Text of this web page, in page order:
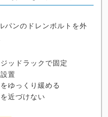
パンのドレンボルトを外
ッドラックで固定
置
ゆっくり緩める
近づけない